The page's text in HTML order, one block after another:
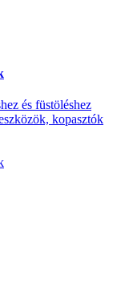
és füstöléshez
kopasztók